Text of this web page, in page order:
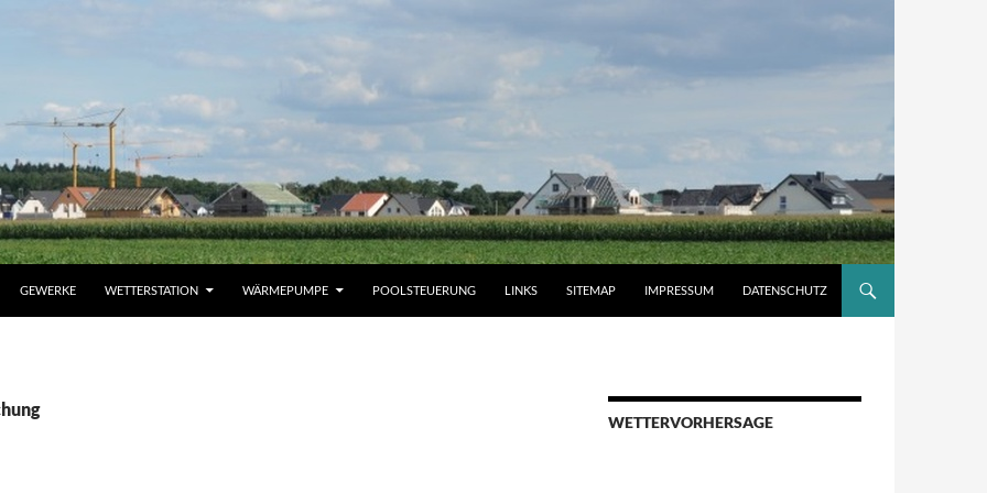
GEWERKE WETTERSTATION WÄRMEPUMPE POOLSTEUERUNG LINKS SITEMAP IMPRESSUM DATENSCHUTZ
WETTERVORHERSAGE